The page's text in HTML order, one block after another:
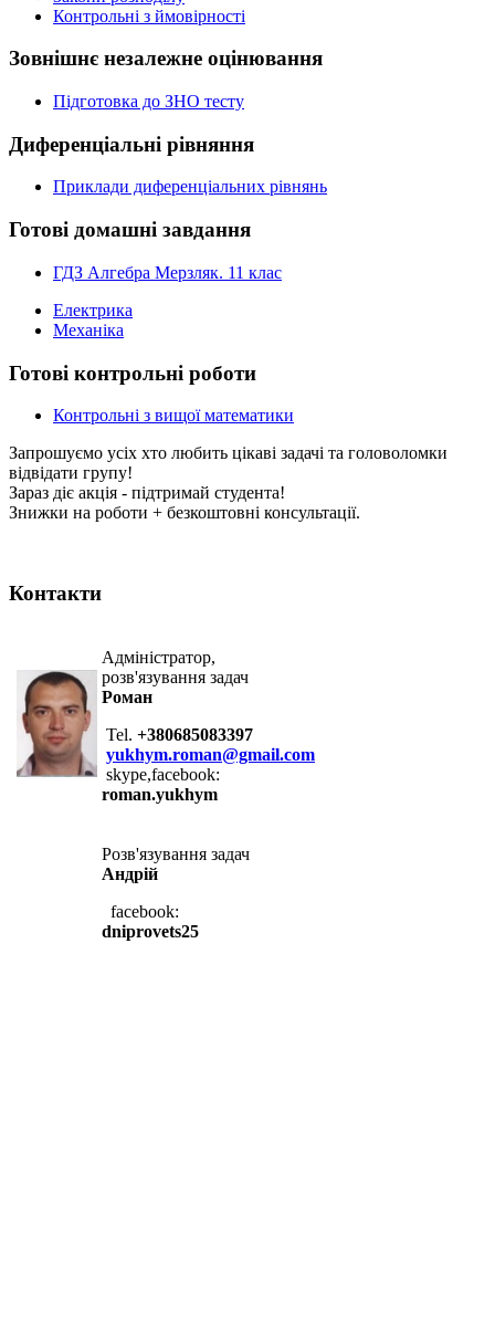
Контрольні з ймовірності
Зовнішнє незалежне оцінювання
Підготовка до ЗНО тесту
Диференціальні рівняння
Приклади диференціальних рівнянь
Готові домашні завдання
ГДЗ Алгебра Мерзляк. 11 клас
Електрика
Механіка
Готові контрольні роботи
Контрольні з вищої математики
Запрошуємо усіх хто любить цікаві задачі та головоломки
відвідати групу!
Зараз діє акція - підтримай студента!
Знижки на роботи + безкоштовні консультації.
Контакти
Адміністратор,
розв'язування задач
Роман
Tel. +380685083397
yukhym.roman@gmail.com
skype,facebook:
roman.yukhym
Розв'язування задач
Андрій
facebook:
dniprovets25